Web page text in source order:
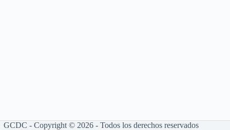
GCDC - Copyright © 2026 - Todos los derechos reservados